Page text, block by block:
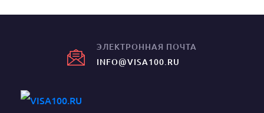
ЭЛЕКТРОННАЯ ПОЧТА
INFO@VISA100.RU